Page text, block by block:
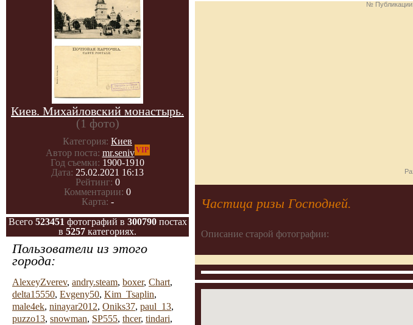
Киев. Михайловский монастырь.
(1 фото)
Категория: Киев
Автор поста: mr.senivVIP
Год съемки: 1900-1910
Дата: 25.02.2021 16:13
Рейтинг: 0
Комментарии: 0
Карта: -
Всего 523451 фотографий в 300790постах
в 5257 категориях.
Пользователи из этого
города:
AlexeyZverev, andry.steam, boxer, Chart,
delta15550, Evgeny50, Kim_Tsaplin,
male4ek, ninayar2012, Oniks37, paul_13,
puzzo13, snowman, SP555, thcer, tindari,
№ Публикации:
Частица ризы Господней.
Описание старой фотографии: